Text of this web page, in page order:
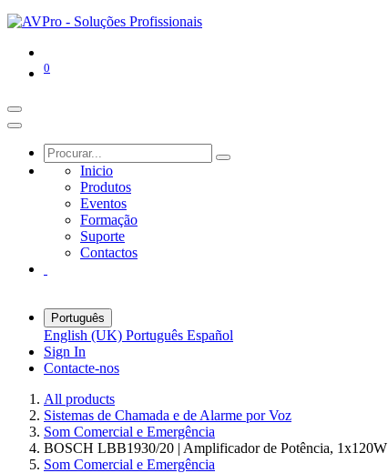
0
Inicio
Produtos
Eventos
Formação
Suporte
Contactos
Português
English (UK) Português Español
Sign In
Contacte-nos
All products
Sistemas de Chamada e de Alarme por Voz
Som Comercial e Emergência
BOSCH LBB1930/20 | Amplificador de Potência, 1x120W
Som Comercial e Emergência